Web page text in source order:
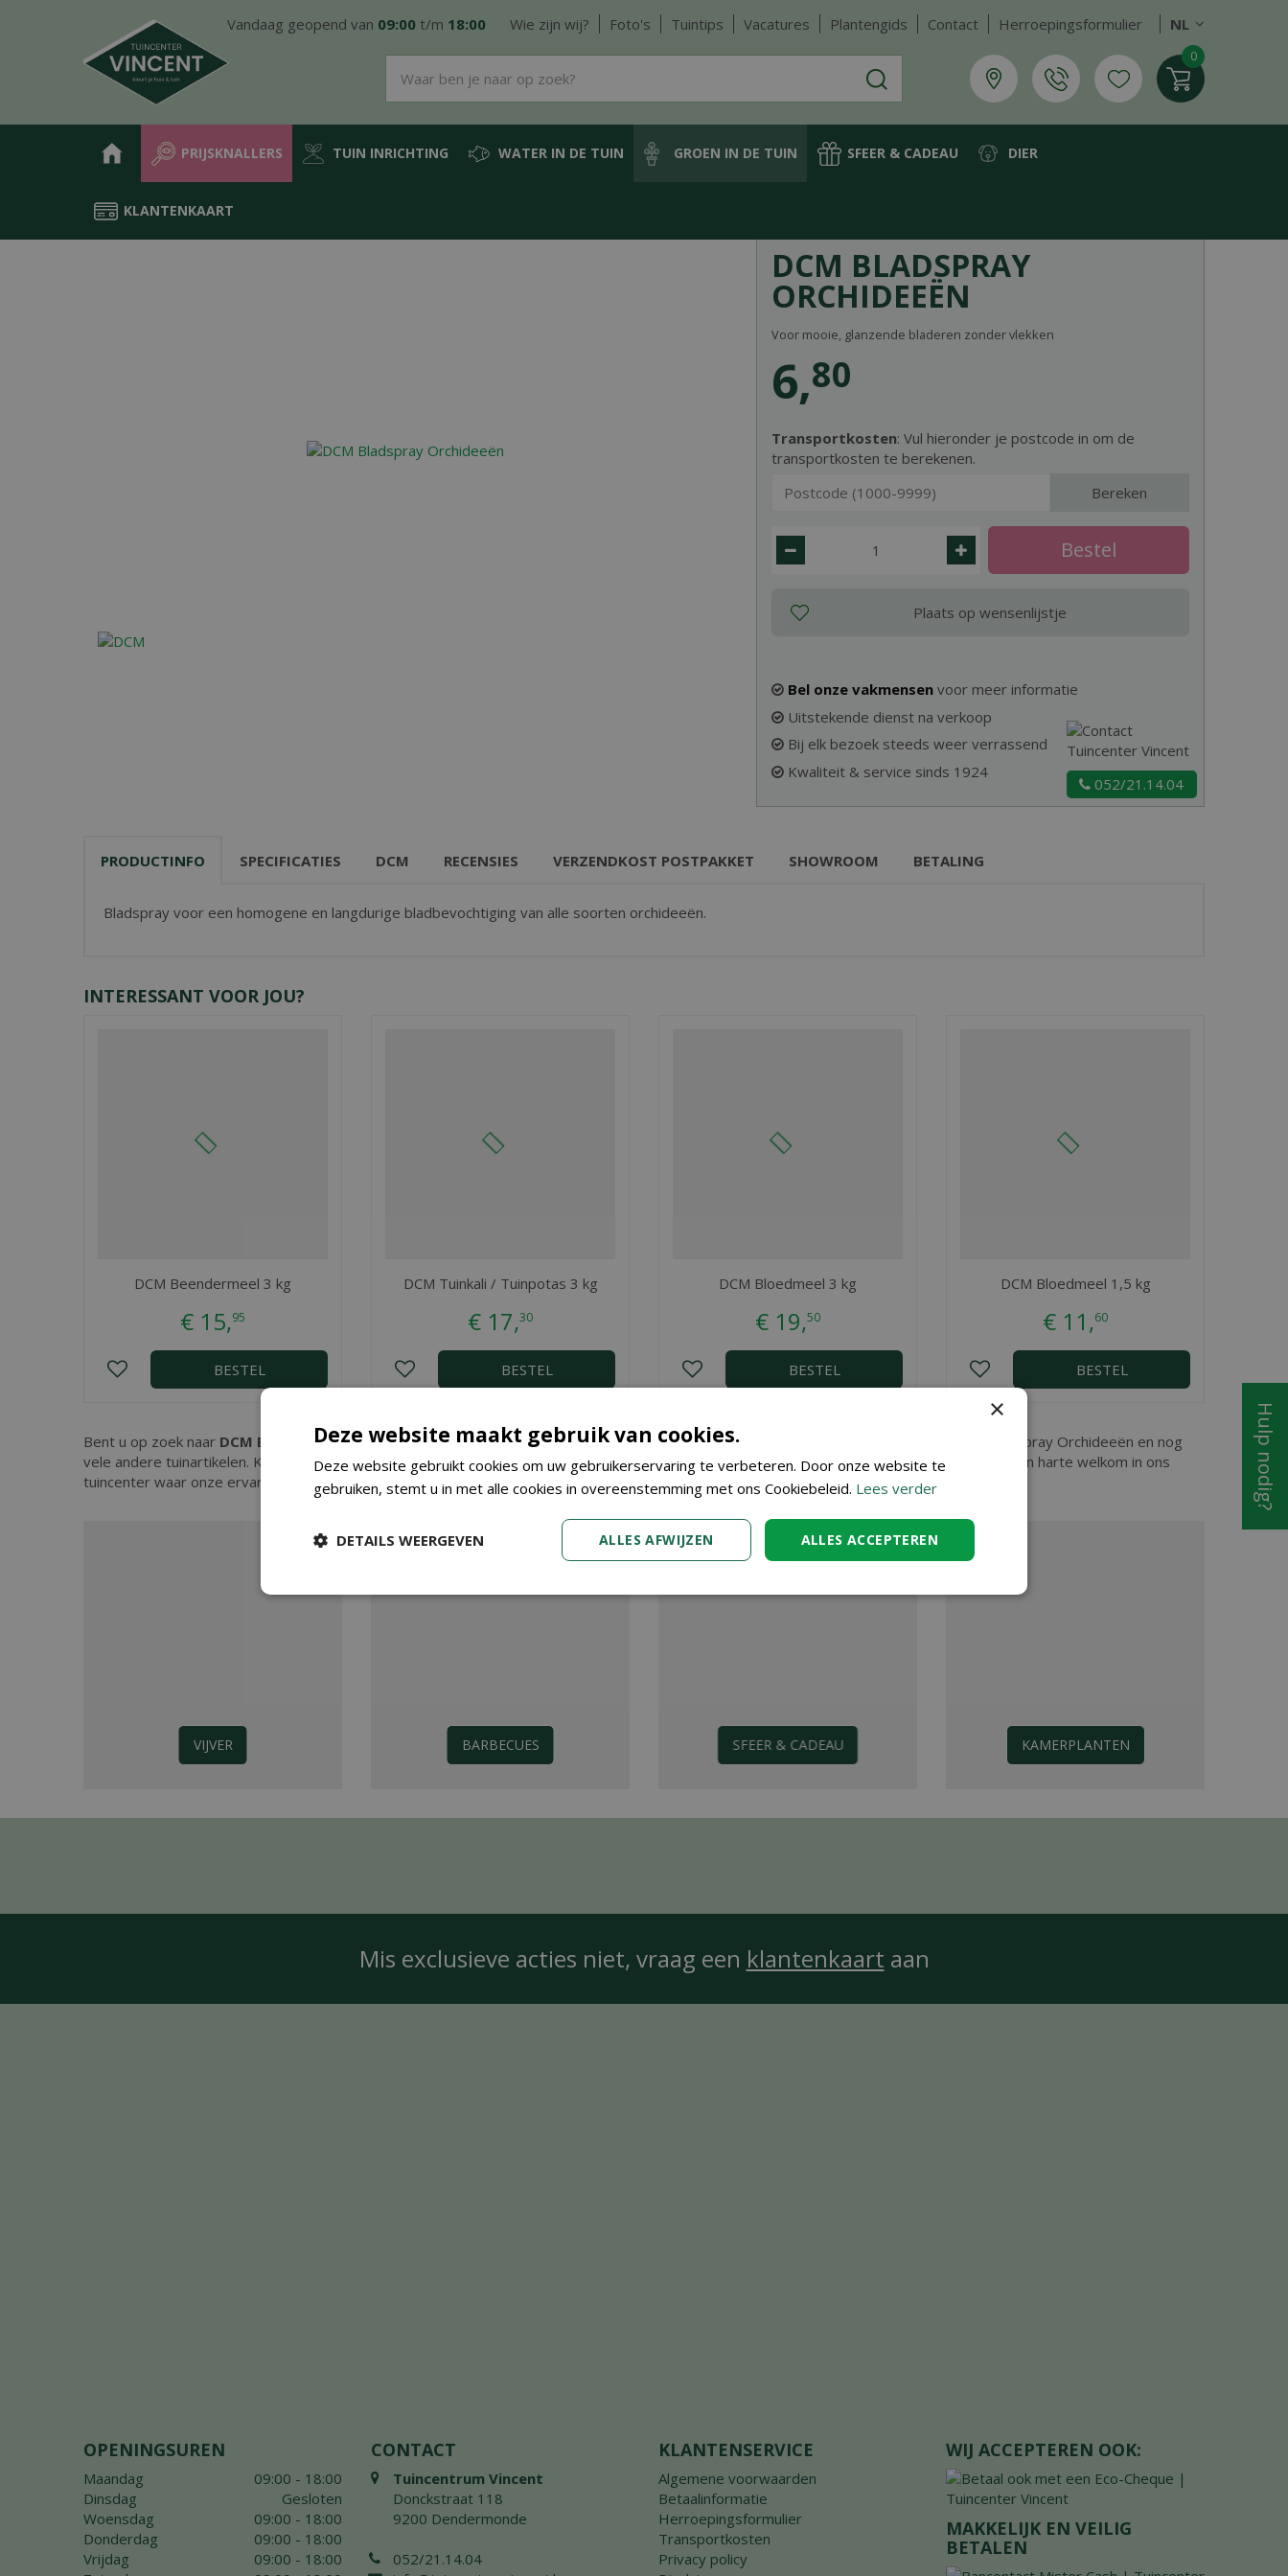
Home Producten Groen in de tuin
Vandaag geopend van 09:00 t/m 18:00 Wie zijn wij? Foto's Tuintips Vacatures Plantengids Contact Herroepingsformulier NL
PRIJSKNALLERS TUIN INRICHTING WATER IN DE TUIN GROEN IN DE TUIN SFEER & CADEAU DIER
KLANTENKAART
DCM BLADSPRAY
ORCHIDEEËN
Transportkosten: Vul hieronder je postcode in om de
transportkosten te berekenen.
Bereken
6,80
Voor mooie, glanzende bladeren zonder vlekken
Bel onze vakmensen voor meer informatie
Uitstekende dienst na verkoop
Bij elk bezoek steeds weer verrassend
Kwaliteit & service sinds 1924
052/21.14.04
PRODUCTINFO SPECIFICATIES DCM RECENSIES VERZENDKOST POSTPAKKET SHOWROOM BETALING
Bladspray voor een homogene en langdurige bladbevochtiging van alle soorten orchideeën.
INTERESSANT VOOR JOU?
DCM Beendermeel 3 kg
€ 15,95
BESTEL
DCM Tuinkali / Tuinpotas 3 kg
€ 17,30
BESTEL
DCM Bloedmeel 3 kg
€ 19,50
BESTEL
DCM Bloedmeel 1,5 kg
€ 11 ,60
BESTEL
Bent u op zoek naar DCM Bladspray Orchideeën? Bij Tuincenter Vincent in Dendermonde, nabij Aalst, Gent en Sint Niklaas, vindt u DCM Bladspray Orchideeën en nog
vele andere tuinartikelen. Kopen doet u eenvoudig in onze webshop. Wilt u meer informatie over DCM Bladspray Orchideeën dan bent u ook van harte welkom in ons
tuincenter waar onze ervaren medewerkers u kunnen adviseren. Graag tot ziens!
VIJVER BARBECUES SFEER & CADEAU KAMERPLANTEN
Mis exclusieve acties niet, vraag een klantenkaart aan
OPENINGSUREN
Maandag
09:00 - 18:00
Dinsdag
Gesloten
Woensdag
09:00 - 18:00
Donderdag
09:00 - 18:00
Vrijdag
09:00 - 18:00
CONTACT
Tuincentrum Vincent
Donckstraat 118
9200 Dendermonde
052/21.14.04
KLANTENSERVICE
Algemene voorwaarden
Betaalinformatie
Herroepingsformulier
Transportkosten
Privacy policy
WIJ ACCEPTEREN OOK:
MAKKELIJK EN VEILIG
BETALEN
Hulp nodig?
×
Deze website maakt gebruik van cookies.
Deze website gebruikt cookies om uw gebruikerservaring te verbeteren. Door onze website te
gebruiken, stemt u in met alle cookies in overeenstemming met ons Cookiebeleid. Lees verder
ALLES ACCEPTEREN
ALLES AFWIJZEN
DETAILS WEERGEVEN